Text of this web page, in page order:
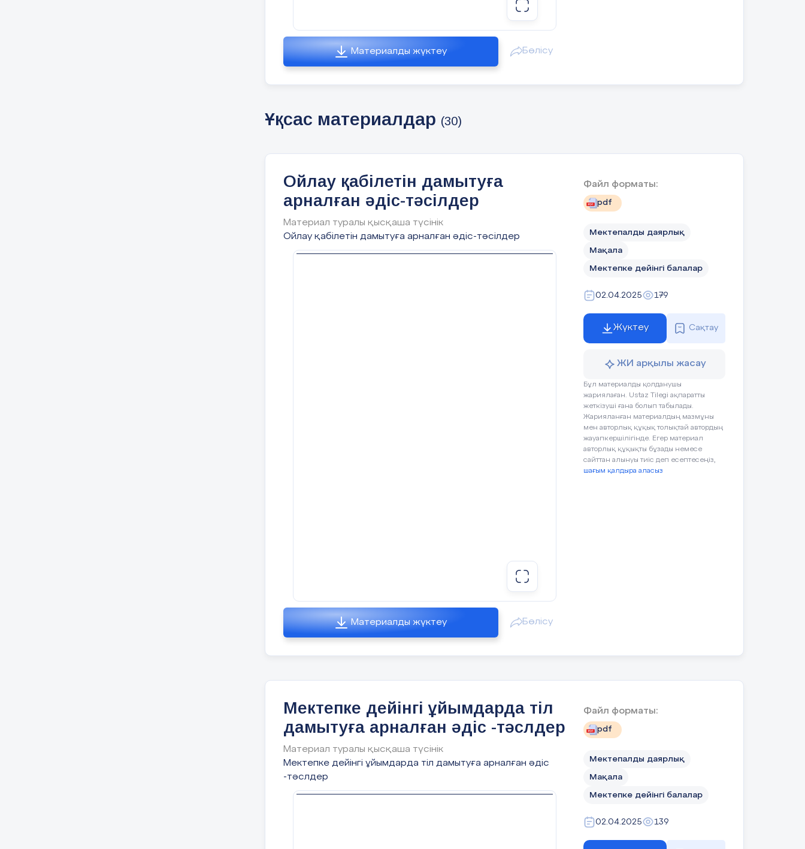
Материалды жүктеу Бөлісу
Ұқсас материалдар (30)
Ойлау қабілетін дамытуға
арналған әдіс-тәсілдер
Материал туралы қысқаша түсінік
Ойлау қабілетін дамытуға арналған әдіс-тәсілдер
Материалды жүктеу Бөлісу
Файл форматы:
pdf
Мектепалды даярлық
Мақала
Мектепке дейінгі балалар
02.04.2025 179
Жүктеу Сақтау
ЖИ арқылы жасау
Бұл материалды қолданушы
жариялаған. Ustaz Tilegi ақпаратты
жеткізуші ғана болып табылады.
Жарияланған материалдың мазмұны
мен авторлық құқық толықтай автордың
жауапкершілігінде. Егер материал
авторлық құқықты бұзады немесе
сайттан алынуы тиіс деп есептесеңіз,
шағым қалдыра аласыз
Мектепке дейінгі ұйымдарда тіл
дамытуға арналған әдіс -тәслдер
Материал туралы қысқаша түсінік
Мектепке дейінгі ұйымдарда тіл дамытуға арналған әдіс
-тәслдер
Файл форматы:
pdf
Мектепалды даярлық
Мақала
Мектепке дейінгі балалар
02.04.2025 139